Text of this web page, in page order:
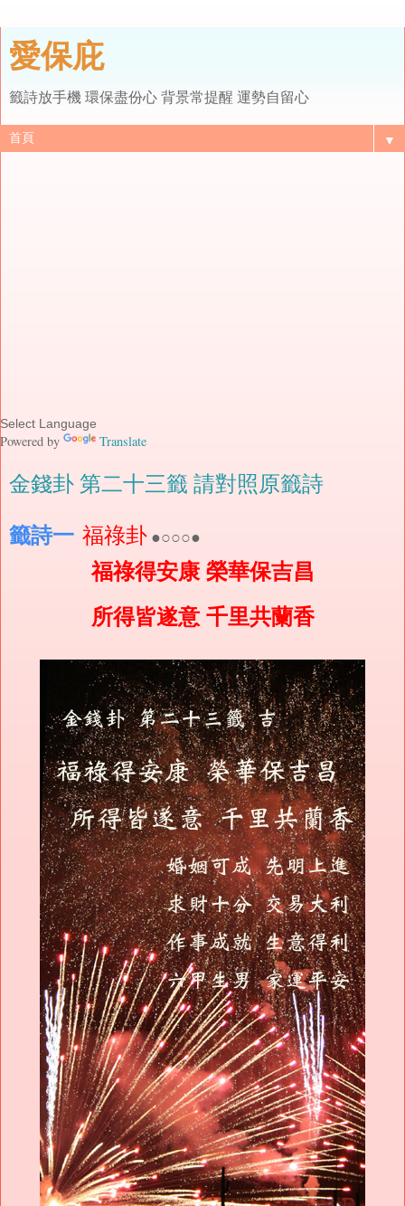
愛保庇
籤詩放手機 環保盡份心 背景常提醒 運勢自留心
▼
Powered by Translate
金錢卦 第二十三籤 請對照原籤詩
籤詩一 福祿卦 ●○○○●
福祿得安康 榮華保吉昌
所得皆遂意 千里共蘭香